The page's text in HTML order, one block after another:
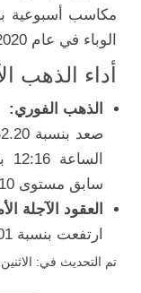
الوباء في عام 2020.
أداء الذهب
الذهب الفوري:
سابق مستوى 5110 دولارات.
العقود الآجلة
ارتفعت بنسبة 2.01% إلى 5079.30 دولار للأونصة.
تم التحديث في: الاثنين, 26 كانون الثاني 2026